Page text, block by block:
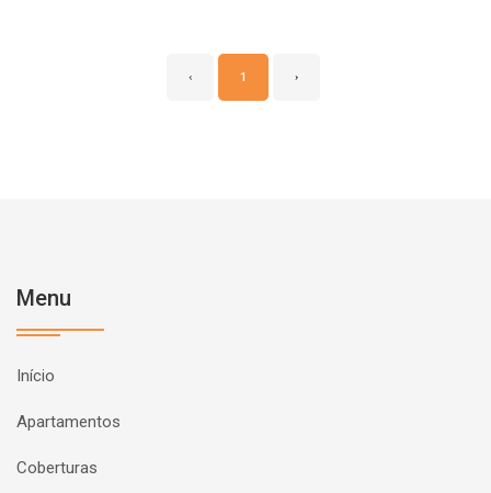
‹ 1 ›
Menu
Início
Apartamentos
Coberturas